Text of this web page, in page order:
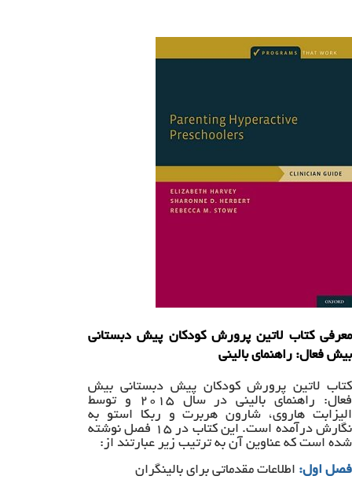
معرفی کتاب لاتین پرورش کودکان پیش دبستانی
بیش فعال: راهنمای بالینی
کتاب لاتین پرورش کودکان پیش دبستانی بیش
فعال: راهنمای بالینی در سال ۲۰۱۵ و توسط
الیزابت هاروی، شارون هربرت و ربکا استو به
نگارش درآمده است. این کتاب در ۱۵ فصل نوشته
شده است که عناوین آن به ترتیب زیر عبارتند از:
فصل اول: اطلاعات مقدماتی برای بالینگران